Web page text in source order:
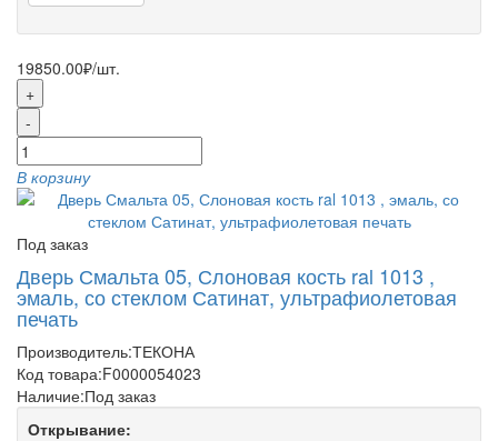
19850.00₽/шт.
+
-
В корзину
Под заказ
Дверь Смальта 05, Слоновая кость ral 1013 ,
эмаль, со стеклом Сатинат, ультрафиолетовая
печать
Производитель:ТЕКОНА
Код товара:F0000054023
Наличие:Под заказ
Открывание: